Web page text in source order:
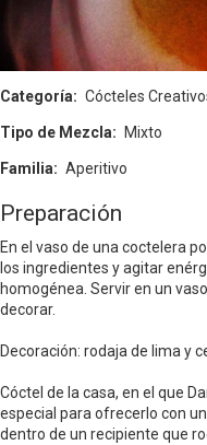
Categoría Cócteles
Tipo de Mezcla Mixto
Familia Aperitivo
Preparación
En el vaso de una coctelera
los ingredientes y agitar
homogénea. Servir en un
decorar.
Decoración: rodaja de lima y
Cóctel de la casa, en el que
especial para ofrecerlo con
dentro de un recipiente que